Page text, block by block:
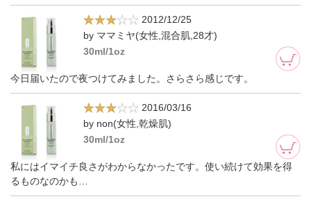
2012/12/25
by ママミヤ(女性,混合肌,28才)
30ml/1oz
今日届いたので夜つけてみました。さらさら感じです。
2016/03/16
by non(女性,乾燥肌)
30ml/1oz
私にはイマイチ良さがわからなかったです。使い続けて効果を得
るものなのかも…